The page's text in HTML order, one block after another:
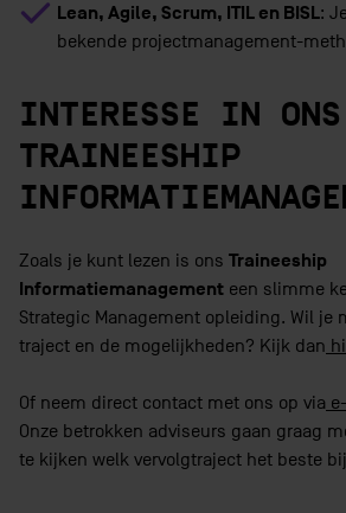
Lean, Agile, Scrum, ITIL en BISL:
bekende projectmanagement-
INTERESSE IN ONS
TRAINEESHIP
Zoals je kunt lezen is ons Traineeship
Informatiemanagement een slimme
Strategic Management opleiding. Wil je
traject en de mogelijkheden? Kijk dan
Of neem direct contact met ons op via
Onze betrokken adviseurs gaan graag
te kijken welk vervolgtraject het beste